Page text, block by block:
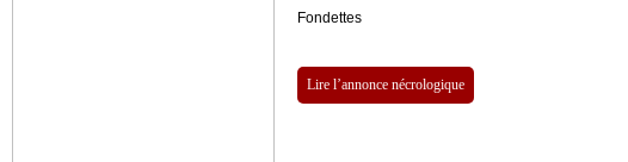
Fondettes
Lire l’annonce nécrologique